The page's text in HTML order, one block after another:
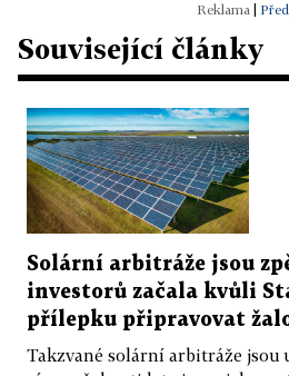
Související články
Solární arbitráže jsou
investorů začala kvůli
přílepku připravovat
Takzvané solární arbitráže jsou